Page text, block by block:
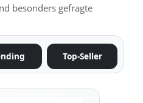
besonders gefragte
Top-Seller